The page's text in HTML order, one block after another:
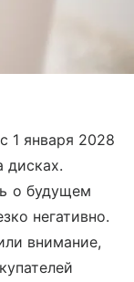
1 января 2028
дисках.
о будущем
негативно.
внимание,